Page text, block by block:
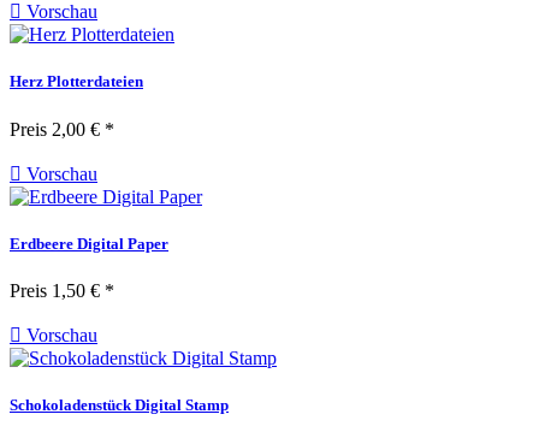
 Vorschau
Herz Plotterdateien
Preis 2,00 € *
 Vorschau
Erdbeere Digital Paper
Preis 1,50 € *
 Vorschau
Schokoladenstück Digital Stamp